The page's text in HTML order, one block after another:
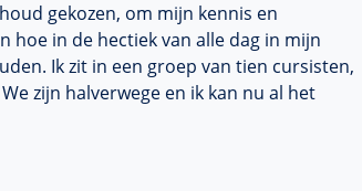
gekozen, om mijn kennis en
hoe in de hectiek van alle dag in mijn
Ik zit in een groep van tien cursisten,
zijn halverwege en ik kan nu al het